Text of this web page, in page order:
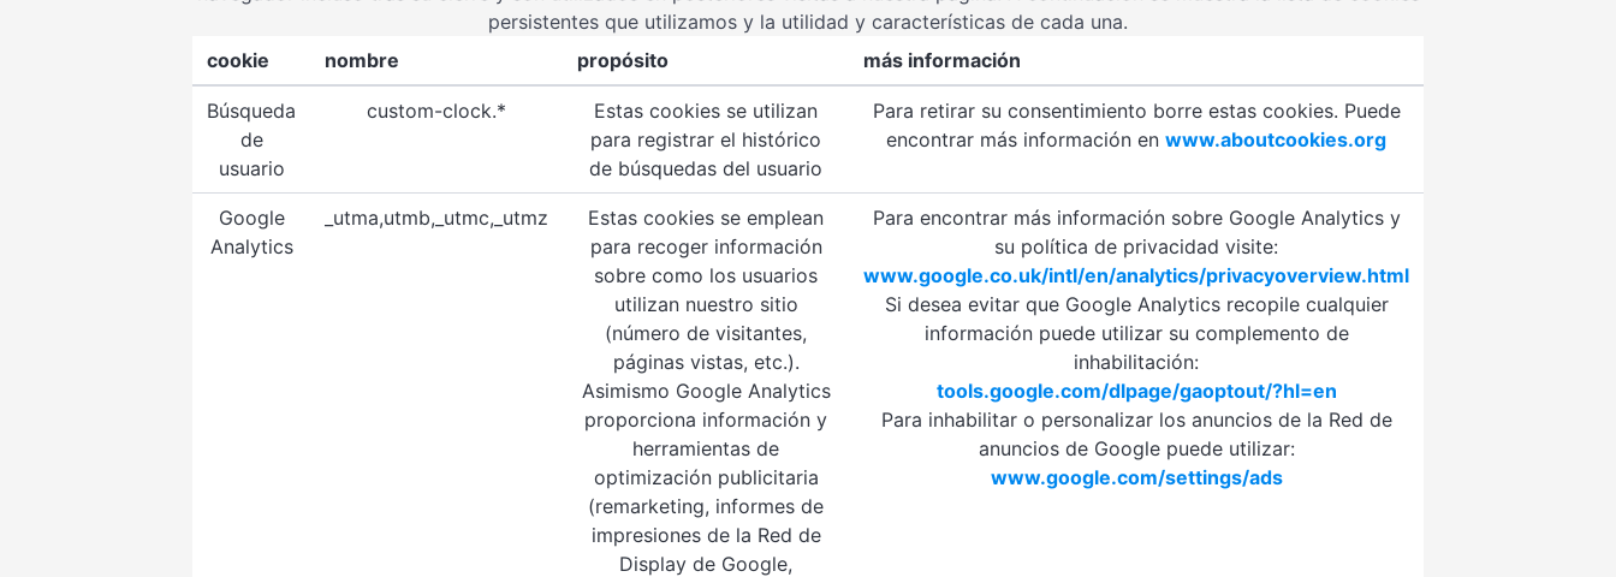
persistentes que utilizamos y la utilidad y características de cada una.
cookie
nombre propósito más información
Búsqueda
de
usuario
custom-clock.*
Estas cookies se utilizan
para registrar el histórico
de búsquedas del usuario
Para retirar su consentimiento borre estas cookies. Puede
encontrar más información en www.aboutcookies.org
Google
Analytics
_utma,utmb,_utmc,_utmz
Estas cookies se emplean
para recoger información
sobre como los usuarios
utilizan nuestro sitio
(número de visitantes,
páginas vistas, etc.).
Asimismo Google Analytics
proporciona información y
herramientas de
optimización publicitaria
(remarketing, informes de
impresiones de la Red de
Display de Google,
Para encontrar más información sobre Google Analytics y
su política de privacidad visite:
www.google.co.uk/intl/en/analytics/privacyoverview.html
Si desea evitar que Google Analytics recopile cualquier
información puede utilizar su complemento de
inhabilitación:
tools.google.com/dlpage/gaoptout/?hl=en
Para inhabilitar o personalizar los anuncios de la Red de
anuncios de Google puede utilizar:
www.google.com/settings/ads